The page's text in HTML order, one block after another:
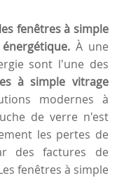
fenêtres à simple
À une
sont l'une des
à simple vitrage
modernes à
de verre n'est
les pertes de
des factures de
fenêtres à simple